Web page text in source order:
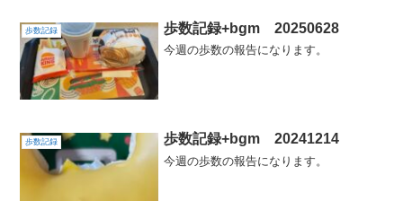
歩数記録 歩数記録+bgm 20250628
今週の歩数の報告になります。
歩数記録 歩数記録+bgm 20241214
今週の歩数の報告になります。